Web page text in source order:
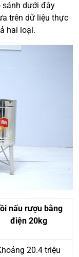
sánh dưới đây
trên dữ liệu thực
hai loại.
nấu rượu bằng
điện 20kg
20.4 triệu